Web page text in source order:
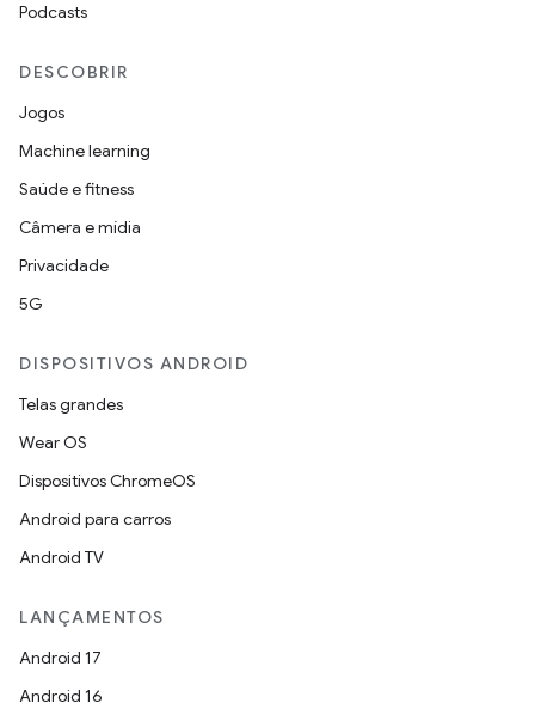
Podcasts
DESCOBRIR
Jogos
Machine learning
Saúde e fitness
Câmera e mídia
Privacidade
5G
DISPOSITIVOS ANDROID
Telas grandes
Wear OS
Dispositivos ChromeOS
Android para carros
Android TV
LANÇAMENTOS
Android 17
Android 16